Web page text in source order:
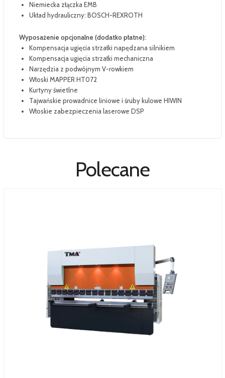
Niemiecka złączka EMB
Układ hydrauliczny: BOSCH-REXROTH
Wyposażenie opcjonalne (dodatko płatne):
Kompensacja ugięcia strzałki napędzana silnikiem
Kompensacja ugięcia strzałki mechaniczna
Narzędzia z podwójnym V-rowkiem
Włoski MAPPER HT072
Kurtyny świetlne
Tajwańskie prowadnice liniowe i śruby kulowe HIWIN
Włoskie zabezpieczenia laserowe DSP
Polecane